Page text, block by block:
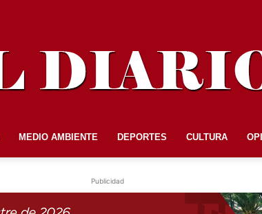
MEDIO AMBIENTE DEPORTES CULTURA
Publicidad